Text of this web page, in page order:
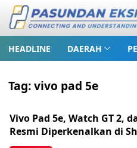
HEADLINE DAERAH
Tag:vivo pad 5e
Vivo Pad 5e, Watch GT 2,
Resmi Diperkenalkan di